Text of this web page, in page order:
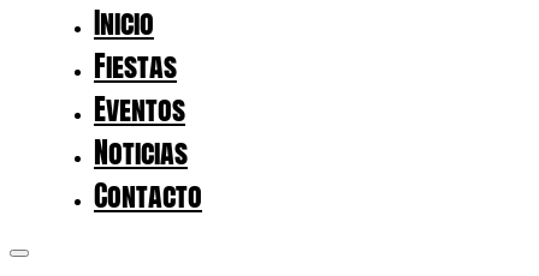
Inicio
Fiestas
Eventos
Noticias
Contacto